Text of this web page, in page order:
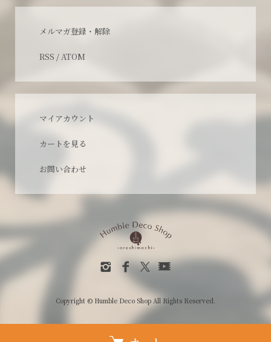
メルマガ登録・解除
RSS /ATOM
マイアカウント
カートを見る
お問い合わせ
Copyright © Humble Deco Shop All Rights Reserved.